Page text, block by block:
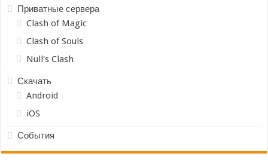
Приватные сервера
Clash of Magic
Clash of Souls
Null's Clash
Скачать
Android
iOS
События